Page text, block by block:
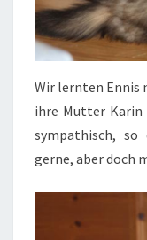
Wir lernten Ennis
ihre Mutter Karin
sympathisch,
gerne, aber doch